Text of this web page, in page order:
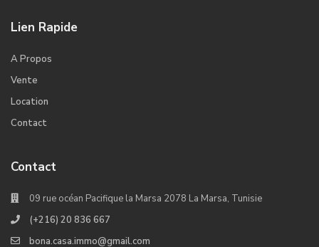
Lien Rapide
A Propos
Vente
Location
Contact
Contact
09 rue océan Pacifique la Marsa 2078 La Marsa, Tunisie
(+216) 20 836 667
bona.casa.immo@gmail.com